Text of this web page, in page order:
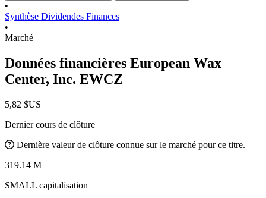
•
Synthèse Dividendes Finances
•
Marché
Données financières European Wax
Center, Inc. EWCZ
5,82 $US
Dernier cours de clôture
Dernière valeur de clôture connue sur le marché pour ce titre.
319.14 M
SMALL capitalisation